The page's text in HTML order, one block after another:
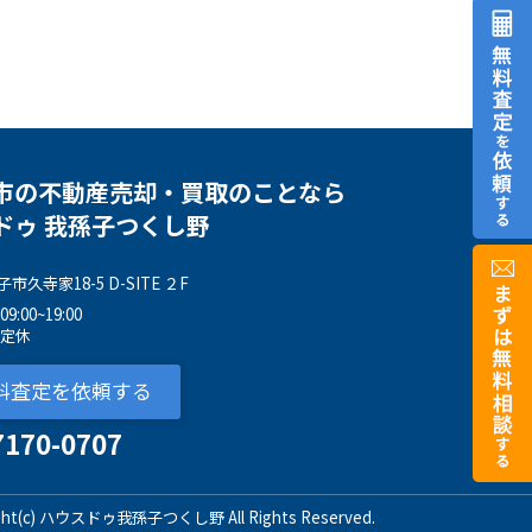
の不動産売却・買取のことなら
ゥ 我孫子つくし野
市久寺家18-5 D-SITE ２F
休
査定を依頼する
0707
ハウスドゥ我孫子つくし野 All Rights Reserved.